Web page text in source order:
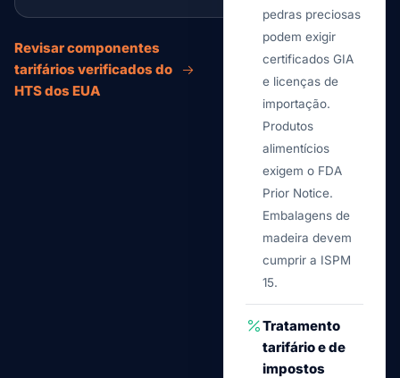
Revisar componentes
tarifários verificados do
HTS dos EUA
pedras preciosas
podem exigir
certificados GIA
e licenças de
importação.
Produtos
alimentícios
exigem o FDA
Prior Notice.
Embalagens de
madeira devem
cumprir a ISPM
15.
Tratamento
tarifário e de
impostos